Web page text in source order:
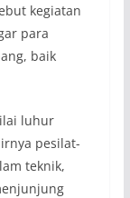
kegiatan
para
baik
luhur
pesilat-
teknik,